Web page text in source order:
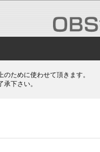
ために使わせて頂きます。
下さい。